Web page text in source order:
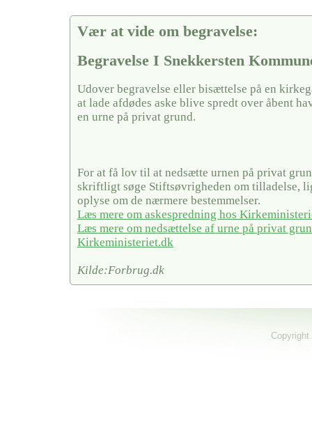
Vær at vide om begravelse:
Begravelse I Snekkersten
Udover begravelse eller bisættelse på en
at lade afdødes aske blive spredt over åbent
en urne på privat grund.
For at få lov til at nedsætte urnen på privat
skriftligt søge Stiftsøvrigheden om tilladelse,
oplyse om de nærmere bestemmelser.
Læs mere om askespredning hos
Læs mere om nedsættelse af urne på privat
Kirkeministeriet.dk
Kilde:Forbrug.dk